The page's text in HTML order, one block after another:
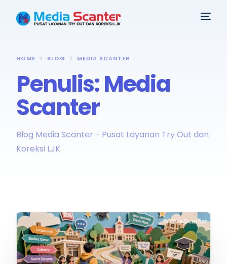
HOME BLOG MEDIA SCANTER
Penulis:Media
Scanter
Blog Media Scanter - Pusat Layanan Try Out dan
Koreksi LJK